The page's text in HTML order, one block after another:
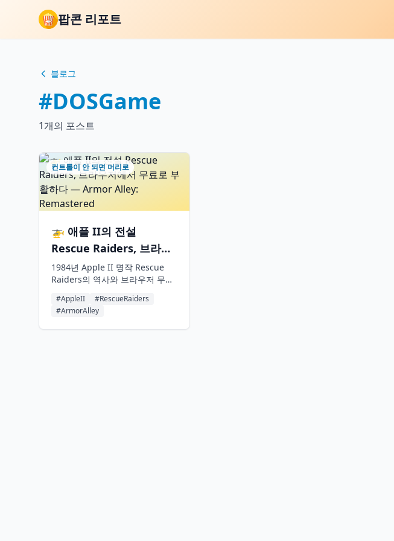
팝콘 리포트
블로그
#DOSGame
1개의 포스트
컨트롤이 안 되면 머리로
🚁 애플 II의 전설
Rescue Raiders, 브라우
저에서 무료로 부활하다
— Armor Alley:
Remastered
1984년 Apple II 명작 Rescue
Raiders의 역사와 브라우저 무료
Remastered 소개. 게임 목표, 조
작법, 전략 팁까지 완벽 정리.
#AppleII
#RescueRaiders
#ArmorAlley